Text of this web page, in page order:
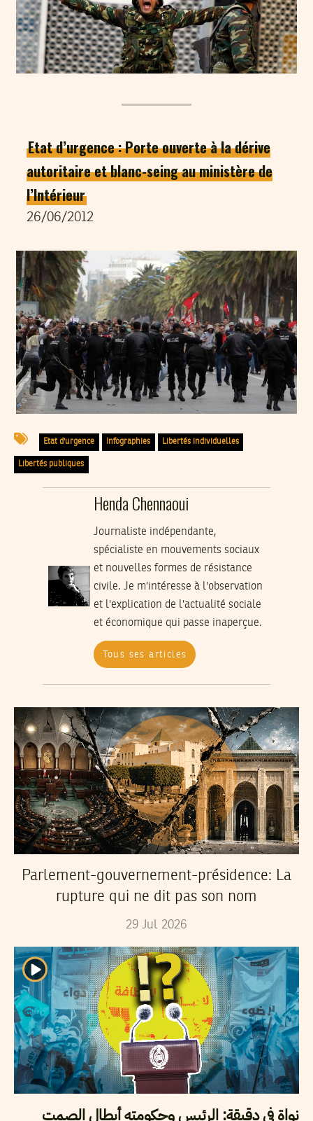
Etat d’urgence : Porte ouverte à la dérive
autoritaire et blanc-seing au ministère de
l’Intérieur
26/06/2012
Etat d'urgence Infographies Libertés individuelles
Libertés publiques
Henda Chennaoui
Journaliste indépendante,
spécialiste en mouvements sociaux
et nouvelles formes de résistance
civile. Je m'intéresse à l'observation
et l'explication de l'actualité sociale
et économique qui passe inaperçue.
Tous ses articles
Parlement-gouvernement-présidence: La
rupture qui ne dit pas son nom
29 Jul 2026
نواة في دقيقة: الرئيس وحكومته أبطال الصمت